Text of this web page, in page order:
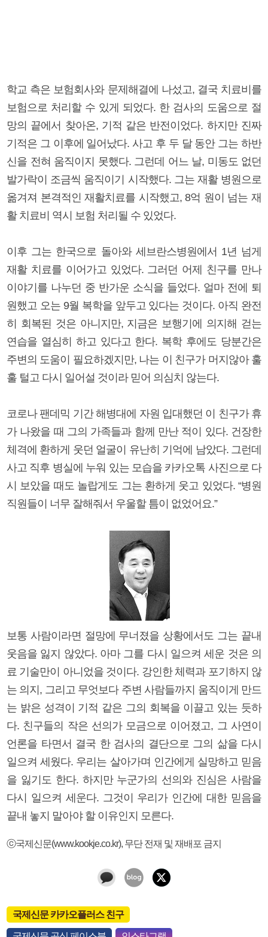
학교 측은 보험회사와 문제해결에 나섰고, 결국 치료비를
보험으로 처리할 수 있게 되었다. 한 검사의 도움으로 절
망의 끝에서 찾아온, 기적 같은 반전이었다. 하지만 진짜
기적은 그 이후에 일어났다. 사고 후 두 달 동안 그는 하반
신을 전혀 움직이지 못했다. 그런데 어느 날, 미동도 없던
발가락이 조금씩 움직이기 시작했다. 그는 재활 병원으로
옮겨져 본격적인 재활치료를 시작했고, 8억 원이 넘는 재
활 치료비 역시 보험 처리될 수 있었다.
이후 그는 한국으로 돌아와 세브란스병원에서 1년 넘게
재활 치료를 이어가고 있었다. 그러던 어제 친구를 만나
이야기를 나누던 중 반가운 소식을 들었다. 얼마 전에 퇴
원했고 오는 9월 복학을 앞두고 있다는 것이다. 아직 완전
히 회복된 것은 아니지만, 지금은 보행기에 의지해 걷는
연습을 열심히 하고 있다고 한다. 복학 후에도 당분간은
주변의 도움이 필요하겠지만, 나는 이 친구가 머지않아 훌
훌 털고 다시 일어설 것이라 믿어 의심치 않는다.
코로나 팬데믹 기간 해병대에 자원 입대했던 이 친구가 휴
가 나왔을 때 그의 가족들과 함께 만난 적이 있다. 건장한
체격에 환하게 웃던 얼굴이 유난히 기억에 남았다. 그런데
사고 직후 병실에 누워 있는 모습을 카카오톡 사진으로 다
시 보았을 때도 놀랍게도 그는 환하게 웃고 있었다. “병원
직원들이 너무 잘해줘서 우울할 틈이 없었어요.”
보통 사람이라면 절망에 무너졌을 상황에서도 그는 끝내
웃음을 잃지 않았다. 아마 그를 다시 일으켜 세운 것은 의
료 기술만이 아니었을 것이다. 강인한 체력과 포기하지 않
는 의지, 그리고 무엇보다 주변 사람들까지 움직이게 만드
는 밝은 성격이 기적 같은 그의 회복을 이끌고 있는 듯하
다. 친구들의 작은 선의가 모금으로 이어졌고, 그 사연이
언론을 타면서 결국 한 검사의 결단으로 그의 삶을 다시
일으켜 세웠다. 우리는 살아가며 인간에게 실망하고 믿음
을 잃기도 한다. 하지만 누군가의 선의와 진심은 사람을
다시 일으켜 세운다. 그것이 우리가 인간에 대한 믿음을
끝내 놓지 말아야 할 이유인지 모른다.
ⓒ국제신문(www.kookje.co.kr), 무단 전재 및 재배포 금지
국제신문 카카오플러스 친구